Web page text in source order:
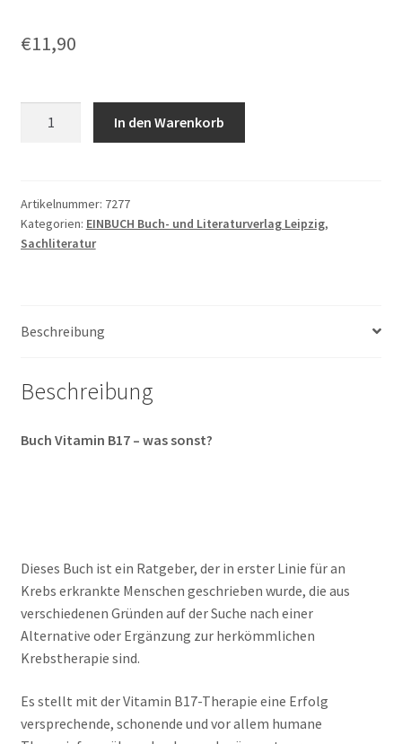
€11,90
-
was
sonst?
In den Warenkorb
Artikelnummer: 7277
Kategorien: EINBUCH Buch- und Literaturverlag Leipzig,
Sachliteratur
Beschreibung
Beschreibung
Buch Vitamin B17 – was sonst?
Dieses Buch ist ein Ratgeber, der in erster Linie für an
Krebs erkrankte Menschen geschrieben wurde, die aus
verschiedenen Gründen auf der Suche nach einer
Alternative oder Ergänzung zur herkömmlichen
Krebstherapie sind.
Es stellt mit der Vitamin B17-Therapie eine Erfolg
versprechende, schonende und vor allem humane